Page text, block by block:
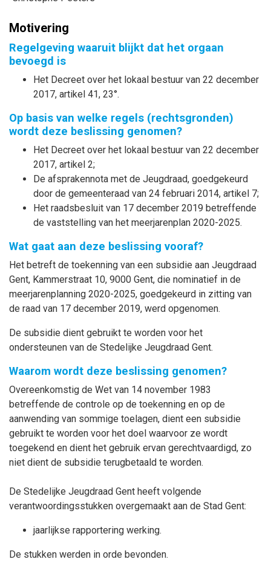
Motivering
Regelgeving waaruit blijkt dat het orgaan
bevoegd is
Het Decreet over het lokaal bestuur van 22 december
2017, artikel 41, 23°.
Op basis van welke regels (rechtsgronden)
wordt deze beslissing genomen?
Het Decreet over het lokaal bestuur van 22 december
2017, artikel 2;
De afsprakennota met de Jeugdraad, goedgekeurd
door de gemeenteraad van 24 februari 2014, artikel 7;
Het raadsbesluit van 17 december 2019 betreffende
de vaststelling van het meerjarenplan 2020-2025.
Wat gaat aan deze beslissing vooraf?
Het betreft de toekenning van een subsidie aan Jeugdraad
Gent, Kammerstraat 10, 9000 Gent, die nominatief in de
meerjarenplanning 2020-2025, goedgekeurd in zitting van
de raad van 17 december 2019, werd opgenomen.
De subsidie dient gebruikt te worden voor het
ondersteunen van de Stedelijke Jeugdraad Gent.
Waarom wordt deze beslissing genomen?
Overeenkomstig de Wet van 14 november 1983
betreffende de controle op de toekenning en op de
aanwending van sommige toelagen, dient een subsidie
gebruikt te worden voor het doel waarvoor ze wordt
toegekend en dient het gebruik ervan gerechtvaardigd, zo
niet dient de subsidie terugbetaald te worden.
De Stedelijke Jeugdraad Gent heeft volgende
verantwoordingsstukken overgemaakt aan de Stad Gent:
jaarlijkse rapportering werking.
De stukken werden in orde bevonden.